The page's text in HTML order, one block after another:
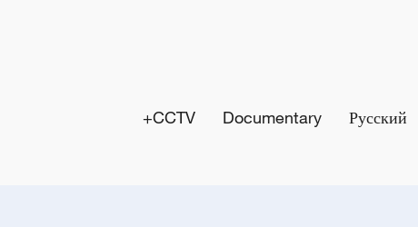
Русский
Documentary
CCTV+